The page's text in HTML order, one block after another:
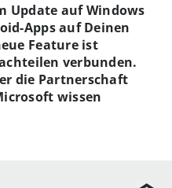
Update auf Windows
Apps auf Deinen
Feature ist
verbunden.
die Partnerschaft
wissen